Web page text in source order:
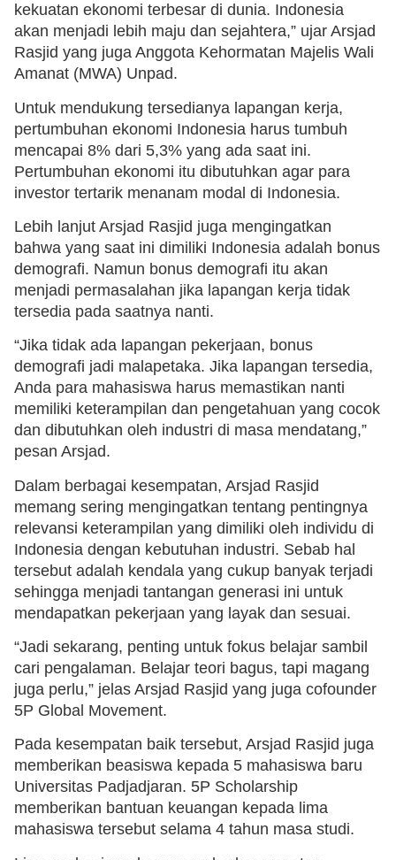
kekuatan ekonomi terbesar di dunia. Indonesia
akan menjadi lebih maju dan sejahtera,” ujar Arsjad
Rasjid yang juga Anggota Kehormatan Majelis Wali
Amanat (MWA) Unpad.
Untuk mendukung tersedianya lapangan kerja,
pertumbuhan ekonomi Indonesia harus tumbuh
mencapai 8% dari 5,3% yang ada saat ini.
Pertumbuhan ekonomi itu dibutuhkan agar para
investor tertarik menanam modal di Indonesia.
Lebih lanjut Arsjad Rasjid juga mengingatkan
bahwa yang saat ini dimiliki Indonesia adalah bonus
demografi. Namun bonus demografi itu akan
menjadi permasalahan jika lapangan kerja tidak
tersedia pada saatnya nanti.
“Jika tidak ada lapangan pekerjaan, bonus
demografi jadi malapetaka. Jika lapangan tersedia,
Anda para mahasiswa harus memastikan nanti
memiliki keterampilan dan pengetahuan yang cocok
dan dibutuhkan oleh industri di masa mendatang,”
pesan Arsjad.
Dalam berbagai kesempatan, Arsjad Rasjid
memang sering mengingatkan tentang pentingnya
relevansi keterampilan yang dimiliki oleh individu di
Indonesia dengan kebutuhan industri. Sebab hal
tersebut adalah kendala yang cukup banyak terjadi
sehingga menjadi tantangan generasi ini untuk
mendapatkan pekerjaan yang layak dan sesuai.
“Jadi sekarang, penting untuk fokus belajar sambil
cari pengalaman. Belajar teori bagus, tapi magang
juga perlu,” jelas Arsjad Rasjid yang juga cofounder
5P Global Movement.
Pada kesempatan baik tersebut, Arsjad Rasjid juga
memberikan beasiswa kepada 5 mahasiswa baru
Universitas Padjadjaran. 5P Scholarship
memberikan bantuan keuangan kepada lima
mahasiswa tersebut selama 4 tahun masa studi.